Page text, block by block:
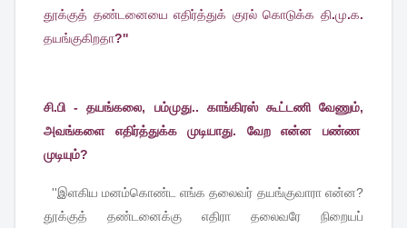
தூக்குத் தண்டனையை எதிர்த்துக் குரல் கொடுக்க தி.மு.க.
தயங்குகிறதா?''
சி.பி - தயங்கலை, பம்முது.. காங்கிரஸ் கூட்டணி வேணும்,
அவங்களை எதிர்த்துக்க முடியாது. வேற என்ன பண்ண
முடியும்?
''இளகிய மனம்கொண்ட எங்க தலைவர் தயங்குவாரா என்ன?
தூக்குத்
தண்டனைக்கு எதிரா தலைவரே
நிறையப்